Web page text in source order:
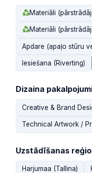
Materiāli
Materiāli
Apdare (apaļo stūru
Iesiešana (Riverting)
Dizaina
Creative & Brand
Technical Artwork /
Uzstādīšanas
Harjumaa (Tallina)